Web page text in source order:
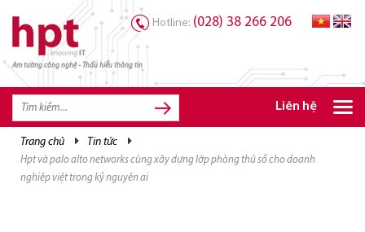
Am tường công nghệ - Thấu hiểu thông tin
Hotline: (028) 38 266 206
Liên hệ
trang chủ tin tức
hpt và palo alto networks cùng xây dựng lớp phòng thủ số cho doanh
nghiệp việt trong kỷ nguyên ai
TRANG CHỦ
TRANG CHỦ
GIẢI PHÁP